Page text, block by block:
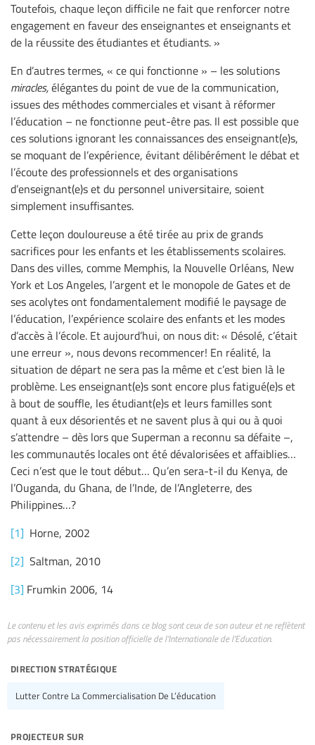
Toutefois, chaque leçon difficile ne fait que renforcer notre
engagement en faveur des enseignantes et enseignants et
de la réussite des étudiantes et étudiants. »
En d’autres termes, « ce qui fonctionne » – les solutions
miracles,élégantes du point de vue de la communication,
issues des méthodes commerciales et visant à réformer
l’éducation – ne fonctionne peut-être pas. Il est possible que
ces solutions ignorant les connaissances des enseignant(e)s,
se moquant de l’expérience, évitant délibérément le débat et
l’écoute des professionnels et des organisations
d’enseignant(e)s et du personnel universitaire, soient
simplement insuffisantes.
Cette leçon douloureuse a été tirée au prix de grands
sacrifices pour les enfants et les établissements scolaires.
Dans des villes, comme Memphis, la Nouvelle Orléans, New
York et Los Angeles, l’argent et le monopole de Gates et de
ses acolytes ont fondamentalement modifié le paysage de
l’éducation, l’expérience scolaire des enfants et les modes
d’accès à l’école. Et aujourd’hui, on nous dit: « Désolé, c’était
une erreur », nous devons recommencer! En réalité, la
situation de départ ne sera pas la même et c’est bien là le
problème. Les enseignant(e)s sont encore plus fatigué(e)s et
à bout de souffle, les étudiant(e)s et leurs familles sont
quant à eux désorientés et ne savent plus à qui ou à quoi
s’attendre – dès lors que Superman a reconnu sa défaite –,
les communautés locales ont été dévalorisées et affaiblies…
Ceci n’est que le tout début… Qu’en sera-t-il du Kenya, de
l’Ouganda, du Ghana, de l’Inde, de l’Angleterre, des
Philippines…?
[1] Horne, 2002
[2] Saltman, 2010
[3] Frumkin 2006, 14
Le contenu et les avis exprimés dans ce blog sont ceux de son auteur et ne reflètent
pas nécessairement la position officielle de l’Internationale de l’Education.
direction stratégique
Lutter Contre La Commercialisation De L’éducation
projecteur sur